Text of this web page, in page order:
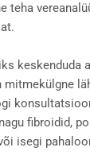
teha
keskenduda
fibroidid,
isegi